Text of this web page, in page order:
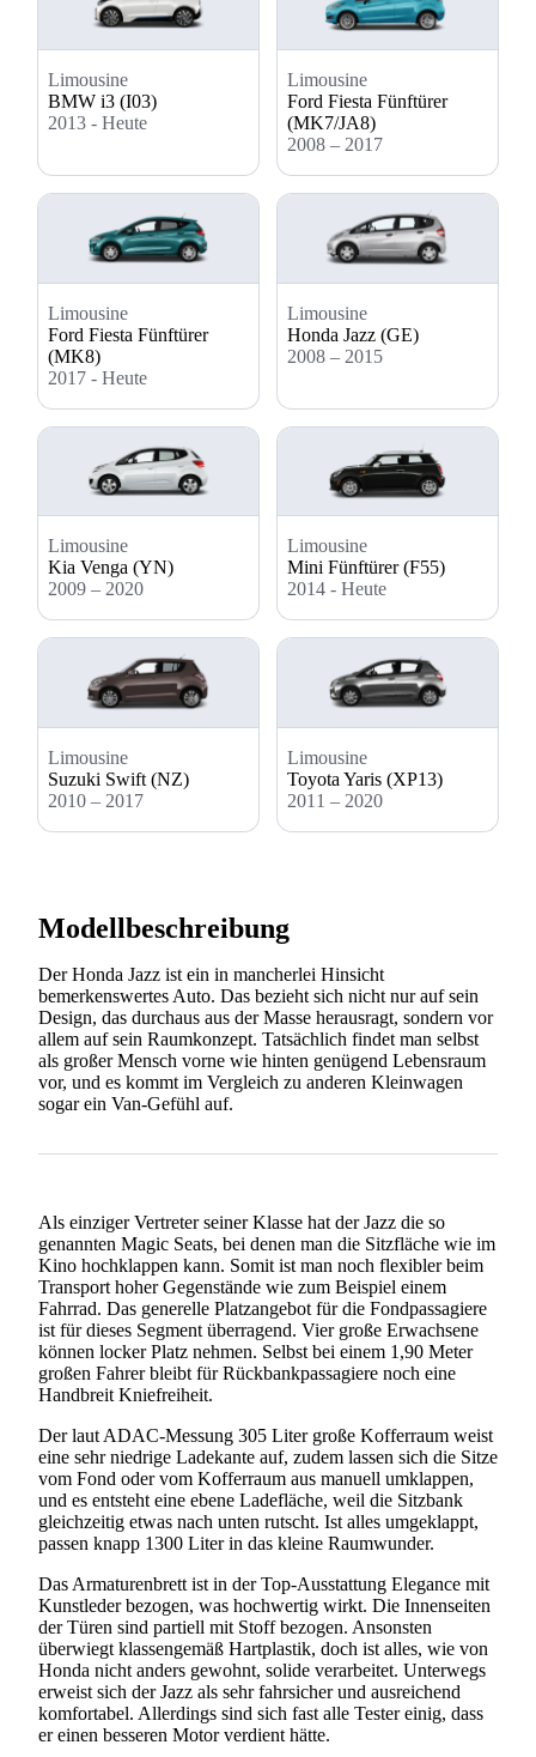
Limousine
BMW i3 (I03)
2013 - Heute
Limousine
Ford Fiesta Fünftürer
(MK7/JA8)
2008 – 2017
Limousine
Ford Fiesta Fünftürer
(MK8)
2017 - Heute
Limousine
Honda Jazz (GE)
2008 – 2015
Limousine
Kia Venga (YN)
2009 – 2020
Limousine
Mini Fünftürer (F55)
2014 - Heute
Limousine
Suzuki Swift (NZ)
2010 – 2017
Limousine
Toyota Yaris (XP13)
2011 – 2020
Modellbeschreibung
Der Honda Jazz ist ein in mancherlei Hinsicht
bemerkenswertes Auto. Das bezieht sich nicht nur auf sein
Design, das durchaus aus der Masse herausragt, sondern vor
allem auf sein Raumkonzept. Tatsächlich findet man selbst
als großer Mensch vorne wie hinten genügend Lebensraum
vor, und es kommt im Vergleich zu anderen Kleinwagen
sogar ein Van-Gefühl auf.
Als einziger Vertreter seiner Klasse hat der Jazz die so
genannten Magic Seats, bei denen man die Sitzfläche wie im
Kino hochklappen kann. Somit ist man noch flexibler beim
Transport hoher Gegenstände wie zum Beispiel einem
Fahrrad. Das generelle Platzangebot für die Fondpassagiere
ist für dieses Segment überragend. Vier große Erwachsene
können locker Platz nehmen. Selbst bei einem 1,90 Meter
großen Fahrer bleibt für Rückbankpassagiere noch eine
Handbreit Kniefreiheit.
Der laut ADAC-Messung 305 Liter große Kofferraum weist
eine sehr niedrige Ladekante auf, zudem lassen sich die Sitze
vom Fond oder vom Kofferraum aus manuell umklappen,
und es entsteht eine ebene Ladefläche, weil die Sitzbank
gleichzeitig etwas nach unten rutscht. Ist alles umgeklappt,
passen knapp 1300 Liter in das kleine Raumwunder.
Das Armaturenbrett ist in der Top-Ausstattung Elegance mit
Kunstleder bezogen, was hochwertig wirkt. Die Innenseiten
der Türen sind partiell mit Stoff bezogen. Ansonsten
überwiegt klassengemäß Hartplastik, doch ist alles, wie von
Honda nicht anders gewohnt, solide verarbeitet. Unterwegs
erweist sich der Jazz als sehr fahrsicher und ausreichend
komfortabel. Allerdings sind sich fast alle Tester einig, dass
er einen besseren Motor verdient hätte.